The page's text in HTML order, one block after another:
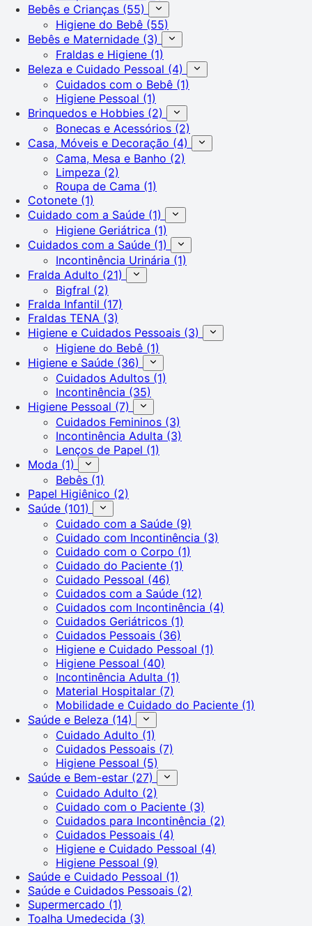
Bebês e Crianças (55)
Higiene do Bebê (55)
Bebês e Maternidade (3)
Fraldas e Higiene (1)
Beleza e Cuidado Pessoal (4)
Cuidados com o Bebê (1)
Higiene Pessoal (1)
Brinquedos e Hobbies (2)
Bonecas e Acessórios (2)
Casa, Móveis e Decoração (4)
Cama, Mesa e Banho (2)
Limpeza (2)
Roupa de Cama (1)
Cotonete (1)
Cuidado com a Saúde (1)
Higiene Geriátrica (1)
Cuidados com a Saúde (1)
Incontinência Urinária (1)
Fralda Adulto (21)
Bigfral (2)
Fralda Infantil (17)
Fraldas TENA (3)
Higiene e Cuidados Pessoais (3)
Higiene do Bebê (1)
Higiene e Saúde (36)
Cuidados Adultos (1)
Incontinência (35)
Higiene Pessoal (7)
Cuidados Femininos (3)
Incontinência Adulta (3)
Lenços de Papel (1)
Moda (1)
Bebês (1)
Papel Higiênico (2)
Saúde (101)
Cuidado com a Saúde (9)
Cuidado com Incontinência (3)
Cuidado com o Corpo (1)
Cuidado do Paciente (1)
Cuidado Pessoal (46)
Cuidados com a Saúde (12)
Cuidados com Incontinência (4)
Cuidados Geriátricos (1)
Cuidados Pessoais (36)
Higiene e Cuidado Pessoal (1)
Higiene Pessoal (40)
Incontinência Adulta (1)
Material Hospitalar (7)
Mobilidade e Cuidado do Paciente (1)
Saúde e Beleza (14)
Cuidado Adulto (1)
Cuidados Pessoais (7)
Higiene Pessoal (5)
Saúde e Bem-estar (27)
Cuidado Adulto (2)
Cuidado com o Paciente (3)
Cuidados para Incontinência (2)
Cuidados Pessoais (4)
Higiene e Cuidado Pessoal (4)
Higiene Pessoal (9)
Saúde e Cuidado Pessoal (1)
Saúde e Cuidados Pessoais (2)
Supermercado (1)
Toalha Umedecida (3)